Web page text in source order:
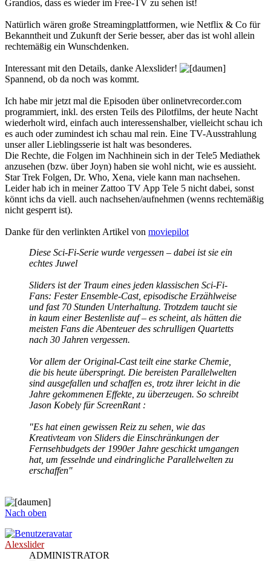
Grandios, dass es wieder im Free-TV zu sehen ist!
Natürlich wären große Streamingplattformen, wie Netflix & Co für
Bekanntheit und Zukunft der Serie besser, aber das ist wohl allein
rechtemäßig ein Wunschdenken.
Interessant mit den Details, danke Alexslider!
Spannend, ob da noch was kommt.
Ich habe mir jetzt mal die Episoden über onlinetvrecorder.com
programmiert, inkl. des ersten Teils des Pilotfilms, der heute Nacht
wiederholt wird, einfach auch interessenshalber, vielleicht schau ich
es auch oder zumindest ich schau mal rein. Eine TV-Ausstrahlung
unser aller Lieblingsserie ist halt was besonderes.
Die Rechte, die Folgen im Nachhinein sich in der Tele5 Mediathek
anzusehen (bzw. über Joyn) haben sie wohl nicht, wie es aussieht.
Star Trek Folgen, Dr. Who, Xena, viele kann man nachsehen.
Leider hab ich in meiner Zattoo TV App Tele 5 nicht dabei, sonst
könnt ichs da viell. auch nachsehen/aufnehmen (wenns rechtemäßig
nicht gesperrt ist).
Danke für den verlinkten Artikel von moviepilot
Diese Sci-Fi-Serie wurde vergessen – dabei ist sie ein
echtes Juwel
Sliders ist der Traum eines jeden klassischen Sci-Fi-
Fans: Fester Ensemble-Cast, episodische Erzählweise
und fast 70 Stunden Unterhaltung. Trotzdem taucht sie
in kaum einer Bestenliste auf – es scheint, als hätten die
meisten Fans die Abenteuer des schrulligen Quartetts
nach 30 Jahren vergessen.
Vor allem der Original-Cast teilt eine starke Chemie,
die bis heute überspringt. Die bereisten Parallelwelten
sind ausgefallen und schaffen es, trotz ihrer leicht in die
Jahre gekommenen Effekte, zu überzeugen. So schreibt
Jason Kobely für ScreenRant :
"Es hat einen gewissen Reiz zu sehen, wie das
Kreativteam von Sliders die Einschränkungen der
Fernsehbudgets der 1990er Jahre geschickt umgangen
hat, um fesselnde und eindringliche Parallelwelten zu
erschaffen"
Nach oben
Alexslider
ADMINISTRATOR